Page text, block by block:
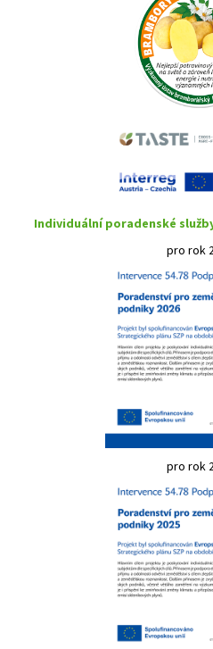
Individuální poradenské
pro rok
pro rok